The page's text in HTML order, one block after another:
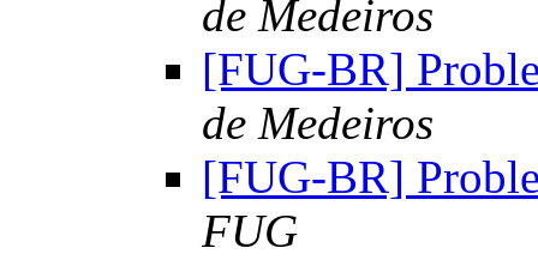
de Medeiros
[FUG-BR]
de Medeiros
[FUG-BR]
FUG